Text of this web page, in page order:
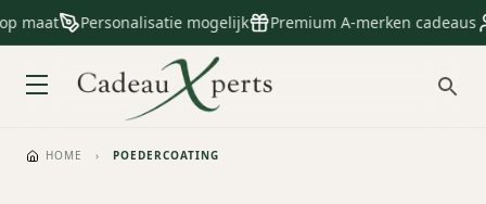
maat Personalisatie mogelijk Premium A-merken cadeaus
HOME › POEDERCOATING